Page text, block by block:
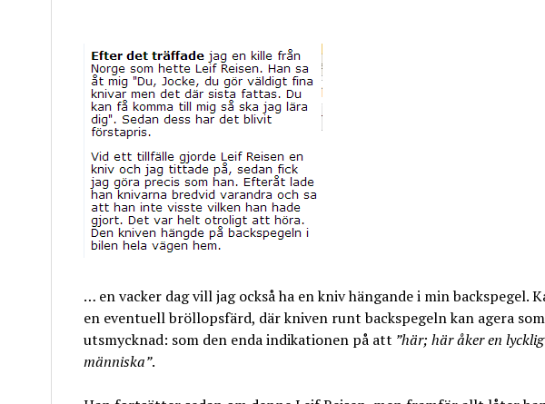
… en vacker dag vill jag också ha en kniv hängande i min backspegel.
en eventuell bröllopsfärd, där kniven runt backspegeln kan agera
utsmycknad: som den enda indikationen på att ”här; här åker en lycklig
människa”.